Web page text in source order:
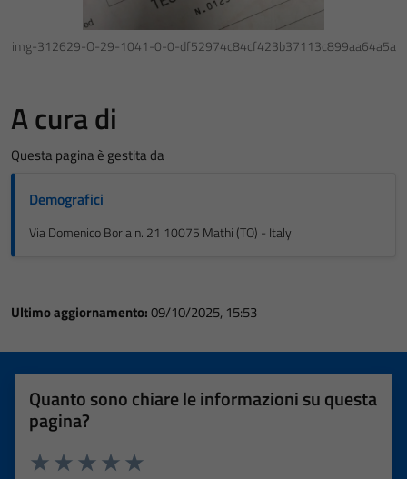
img-312629-O-29-1041-0-0-df52974c84cf423b37113c899aa64a5a
A cura di
Questa pagina è gestita da
Demografici
Via Domenico Borla n. 21 10075 Mathi (TO) - Italy
Ultimo aggiornamento:09/10/2025, 15:53
Quanto sono chiare le informazioni su questa
pagina?